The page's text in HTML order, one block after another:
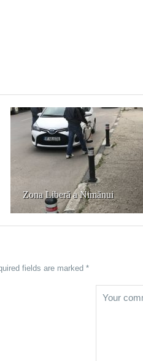
Zona Liberă a Nimănui
fields are marked *